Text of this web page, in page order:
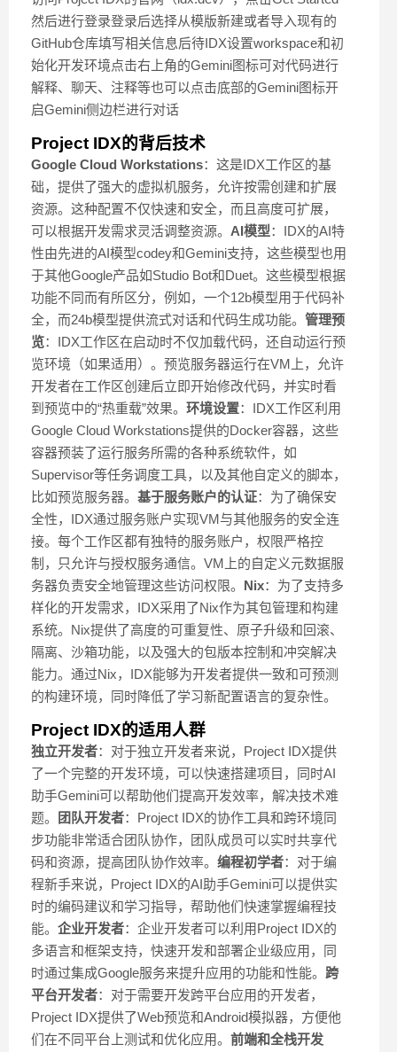
然后进行登录登录后选择从模版新建或者导入现有的
GitHub仓库填写相关信息后待IDX设置workspace和初
始化开发环境点击右上角的Gemini图标可对代码进行
解释、聊天、注释等也可以点击底部的Gemini图标开
启Gemini侧边栏进行对话
Project IDX的背后技术
Google Cloud Workstations：这是IDX工作区的基
础，提供了强大的虚拟机服务，允许按需创建和扩展
资源。这种配置不仅快速和安全，而且高度可扩展，
可以根据开发需求灵活调整资源。 AI模型：IDX的AI特
性由先进的AI模型codey和Gemini支持，这些模型也用
于其他Google产品如Studio Bot和Duet。这些模型根据
功能不同而有所区分，例如，一个12b模型用于代码补
全，而24b模型提供流式对话和代码生成功能。 管理预
览：IDX工作区在启动时不仅加载代码，还自动运行预
览环境（如果适用）。预览服务器运行在VM上，允许
开发者在工作区创建后立即开始修改代码，并实时看
到预览中的“热重载”效果。 环境设置：IDX工作区利用
Google Cloud Workstations提供的Docker容器，这些
容器预装了运行服务所需的各种系统软件，如
Supervisor等任务调度工具，以及其他自定义的脚本，
比如预览服务器。 基于服务账户的认证：为了确保安
全性，IDX通过服务账户实现VM与其他服务的安全连
接。每个工作区都有独特的服务账户，权限严格控
制，只允许与授权服务通信。VM上的自定义元数据服
务器负责安全地管理这些访问权限。 Nix：为了支持多
样化的开发需求，IDX采用了Nix作为其包管理和构建
系统。Nix提供了高度的可重复性、原子升级和回滚、
隔离、沙箱功能，以及强大的包版本控制和冲突解决
能力。通过Nix，IDX能够为开发者提供一致和可预测
的构建环境，同时降低了学习新配置语言的复杂性。
Project IDX的适用人群
独立开发者：对于独立开发者来说，Project IDX提供
了一个完整的开发环境，可以快速搭建项目，同时AI
助手Gemini可以帮助他们提高开发效率，解决技术难
题。
团队开发者：Project IDX的协作工具和跨环境同
步功能非常适合团队协作，团队成员可以实时共享代
码和资源，提高团队协作效率。 编程初学者：对于编
程新手来说，Project IDX的AI助手Gemini可以提供实
时的编码建议和学习指导，帮助他们快速掌握编程技
能。 企业开发者：企业开发者可以利用Project IDX的
多语言和框架支持，快速开发和部署企业级应用，同
时通过集成Google服务来提升应用的功能和性能。 跨
平台开发者：对于需要开发跨平台应用的开发者，
Project IDX提供了Web预览和Android模拟器，方便他
们在不同平台上测试和优化应用。 前端和全栈开发